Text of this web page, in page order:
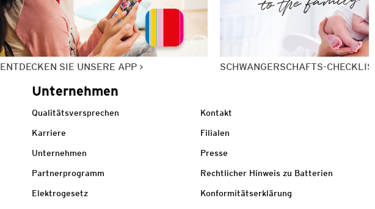
ENTDECKEN SIE UNSERE APP SCHWANGERSCHAFTS-
Unternehmen
Qualitätsversprechen Kontakt
Karriere Filialen
Unternehmen Presse
Partnerprogramm Rechtlicher Hinweis zu Batterien
Elektrogesetz Konformitätserklärung